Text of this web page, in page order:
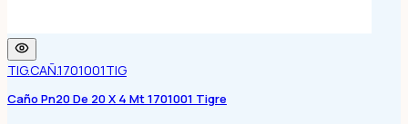
TIG.CAÑ.1701001TIG
Caño Pn20 De 20 X 4 Mt 1701001 Tigre